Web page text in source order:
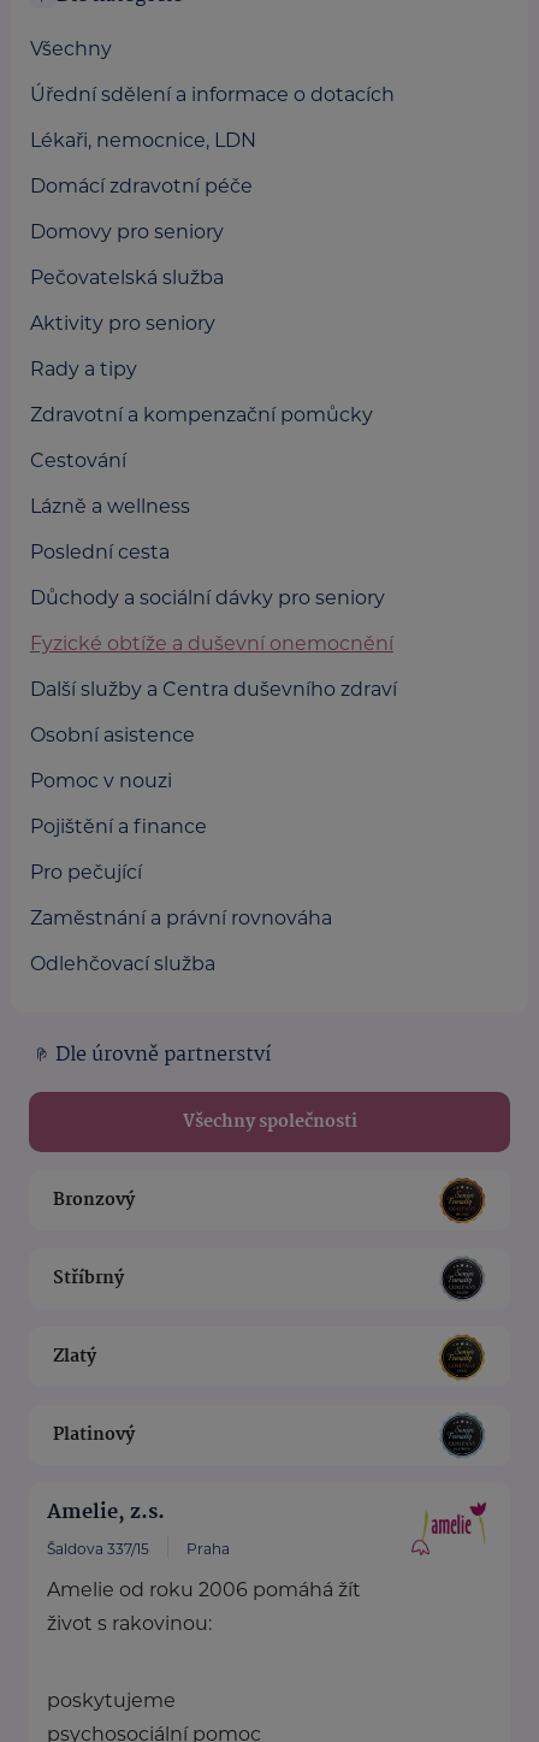
Všechny
Úřední sdělení a informace o dotacích
Lékaři, nemocnice, LDN
Domácí zdravotní péče
Domovy pro seniory
Pečovatelská služba
Aktivity pro seniory
Rady a tipy
Zdravotní a kompenzační pomůcky
Cestování
Lázně a wellness
Poslední cesta
Důchody a sociální dávky pro seniory
Fyzické obtíže a duševní onemocnění
Další služby a Centra duševního zdraví
Osobní asistence
Pomoc v nouzi
Pojištění a finance
Pro pečující
Zaměstnání a právní rovnováha
Odlehčovací služba
Dle úrovně partnerství
Všechny společnosti
Bronzový
Stříbrný
Zlatý
Platinový
Amelie, z.s.
Šaldova 337/15 Praha
Amelie od roku 2006 pomáhá žít
život s rakovinou:
poskytujeme
psychosociální pomoc